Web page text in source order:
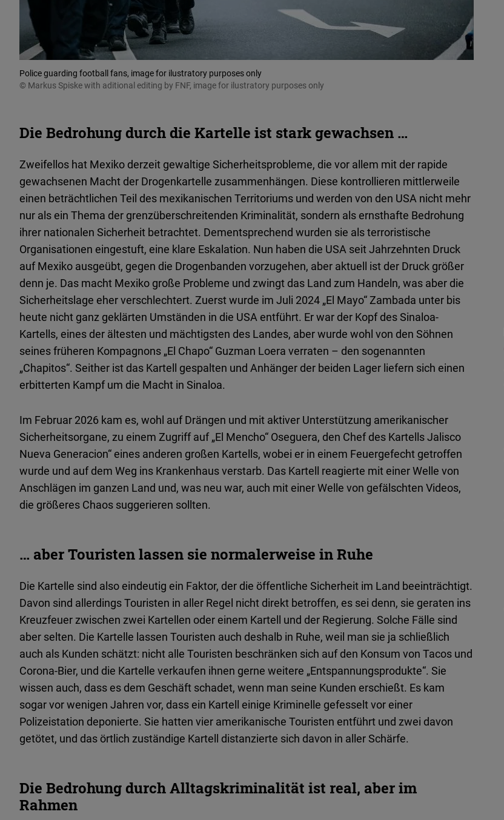
Police guarding football fans, image for ilustratory purposes only
© Markus Spiske with aditional editing by FNF, image for ilustratory purposes only
Die Bedrohung durch die Kartelle ist stark gewachsen …
Zweifellos hat Mexiko derzeit gewaltige Sicherheitsprobleme, die vor allem mit der rapide
gewachsenen Macht der Drogenkartelle zusammenhängen. Diese kontrollieren mittlerweile
einen beträchtlichen Teil des mexikanischen Territoriums und werden von den USA nicht mehr
nur als ein Thema der grenzüberschreitenden Kriminalität, sondern als ernsthafte Bedrohung
ihrer nationalen Sicherheit betrachtet. Dementsprechend wurden sie als terroristische
Organisationen eingestuft, eine klare Eskalation. Nun haben die USA seit Jahrzehnten Druck
auf Mexiko ausgeübt, gegen die Drogenbanden vorzugehen, aber aktuell ist der Druck größer
denn je. Das macht Mexiko große Probleme und zwingt das Land zum Handeln, was aber die
Sicherheitslage eher verschlechtert. Zuerst wurde im Juli 2024 „El Mayo“ Zambada unter bis
heute nicht ganz geklärten Umständen in die USA entführt. Er war der Kopf des Sinaloa-
Kartells, eines der ältesten und mächtigsten des Landes, aber wurde wohl von den Söhnen
seines früheren Kompagnons „El Chapo“ Guzman Loera verraten – den sogenannten
„Chapitos“. Seither ist das Kartell gespalten und Anhänger der beiden Lager liefern sich einen
erbitterten Kampf um die Macht in Sinaloa.
Im Februar 2026 kam es, wohl auf Drängen und mit aktiver Unterstützung amerikanischer
Sicherheitsorgane, zu einem Zugriff auf „El Mencho“ Oseguera, den Chef des Kartells Jalisco
Nueva Generacion“ eines anderen großen Kartells, wobei er in einem Feuergefecht getroffen
wurde und auf dem Weg ins Krankenhaus verstarb. Das Kartell reagierte mit einer Welle von
Anschlägen im ganzen Land und, was neu war, auch mit einer Welle von gefälschten Videos,
die größeres Chaos suggerieren sollten.
… aber Touristen lassen sie normalerweise in Ruhe
Die Kartelle sind also eindeutig ein Faktor, der die öffentliche Sicherheit im Land beeinträchtigt.
Davon sind allerdings Touristen in aller Regel nicht direkt betroffen, es sei denn, sie geraten ins
Kreuzfeuer zwischen zwei Kartellen oder einem Kartell und der Regierung. Solche Fälle sind
aber selten. Die Kartelle lassen Touristen auch deshalb in Ruhe, weil man sie ja schließlich
auch als Kunden schätzt: nicht alle Touristen beschränken sich auf den Konsum von Tacos und
Corona-Bier, und die Kartelle verkaufen ihnen gerne weitere „Entspannungsprodukte“. Sie
wissen auch, dass es dem Geschäft schadet, wenn man seine Kunden erschießt. Es kam
sogar vor wenigen Jahren vor, dass ein Kartell einige Kriminelle gefesselt vor einer
Polizeistation deponierte. Sie hatten vier amerikanische Touristen entführt und zwei davon
getötet, und das örtlich zuständige Kartell distanzierte sich davon in aller Schärfe.
Die Bedrohung durch Alltagskriminalität ist real, aber im
Rahmen
Embed
Newsletter2go
D.Vinci
Embed
Typeform